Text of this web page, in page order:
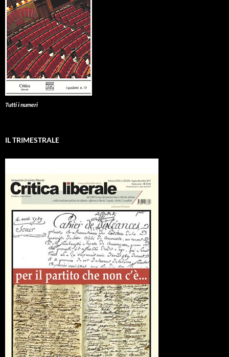
Tutti i numeri
IL TRIMESTRALE